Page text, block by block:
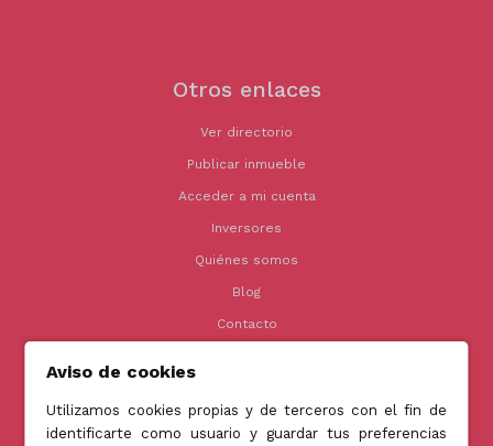
Otros enlaces
Ver directorio
Publicar inmueble
Acceder a mi cuenta
Inversores
Quiénes somos
Blog
Contacto
Contacto
Aviso de cookies
Utilizamos cookies propias y de terceros con el fin de
identificarte como usuario y guardar tus preferencias